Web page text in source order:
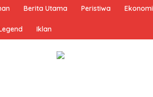
Berita Utama Peristiwa Ekonomi
Iklan